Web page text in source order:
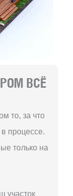
ВСЁ
то, за что
процессе.
только на
участок